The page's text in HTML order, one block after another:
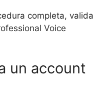
completa, valida
Voice
un account